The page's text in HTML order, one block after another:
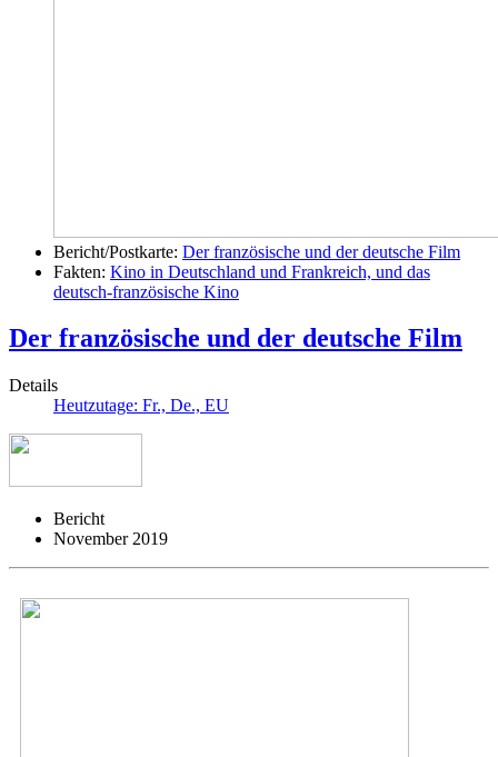
Bericht/Postkarte: Der französische und der deutsche Film
Fakten: Kino in Deutschland und Frankreich, und das
deutsch-französische Kino
Der französische und der deutsche Film
Details
Heutzutage: Fr., De., EU
Bericht
November 2019